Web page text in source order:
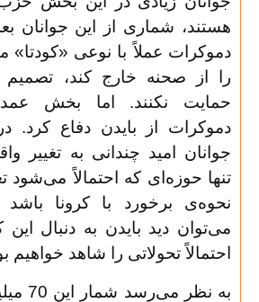
هستند، شماری از این جوانان
دموکرات عملاً با نوعی
را از صحنه خارج کند، تصمیم
حمایت نکنند. اما بخش
دموکرات از بایدن دفاع کرد.
جوانان امید چندانی به تغییر
تنها حوزه‌ای که احتمالاً می‌شود
نحوه‌ی برخورد با کرونا
می‌توان دید بایدن به دنبال
احتمالاً تحولاتی را شاهد خواهیم
به